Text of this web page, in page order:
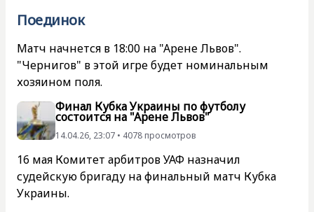
Поединок
Матч начнется в 18:00 на "Арене Львов".
"Чернигов" в этой игре будет номинальным
хозяином поля.
Финал Кубка Украины по футболу
состоится на "Арене Львов"
14.04.26, 23:07 • 4078 просмотров
16 мая Комитет арбитров УАФ назначил
судейскую бригаду на финальный матч Кубка
Украины.